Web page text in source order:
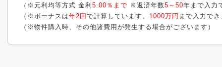
（※元利均等方式 金利 5.00％まで ※返済年数5～50年まで入力
（※ボーナスは年2回 で計算しています。 1000万円 まで入力で
（※物件購入時、その他諸費用が発生する場合がございます）